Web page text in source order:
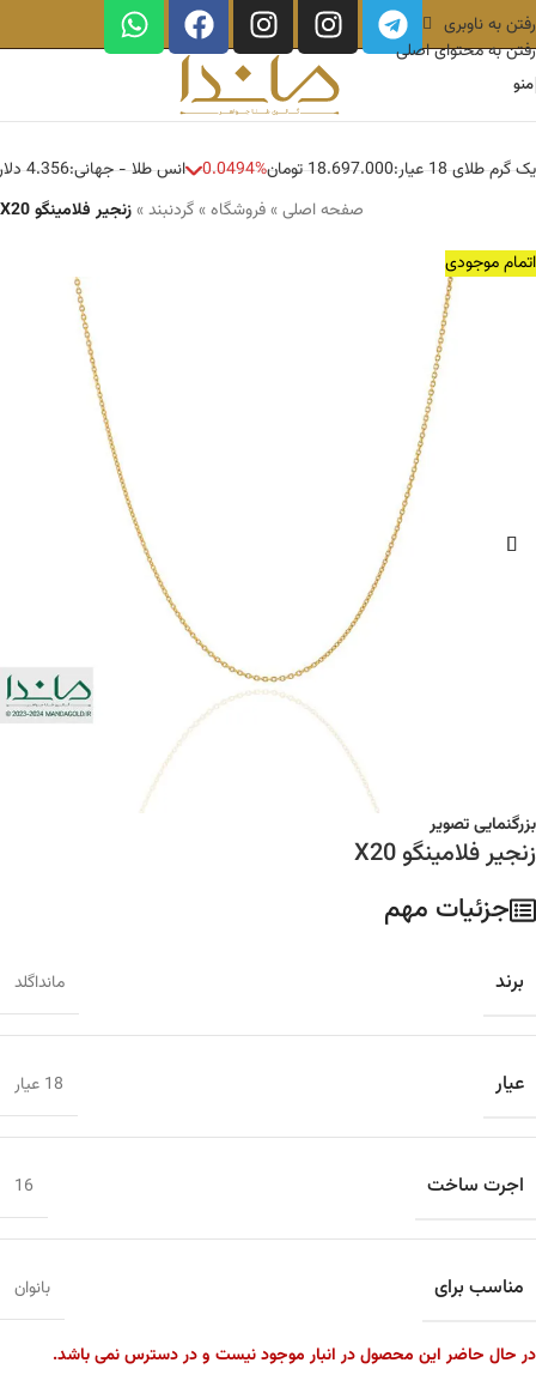
رفتن به ناوبری
رفتن به محتوای اصلی
منو
یک گرم طلای 18 عیار: 18.697.000 تومان 0.0494% انس طلا - جهانی:4.356 دلار
صفحه اصلی»فروشگاه»گردنبند»زنجیر فلامینگو X20
اتمام موجودی
بزرگنمایی تصویر
زنجیر فلامینگو X20
جزئیات مهم
برند مانداگلد
عیار 18 عیار
اجرت ساخت 16
مناسب برای بانوان
در حال حاضر این محصول در انبار موجود نیست و در دسترس نمی باشد.